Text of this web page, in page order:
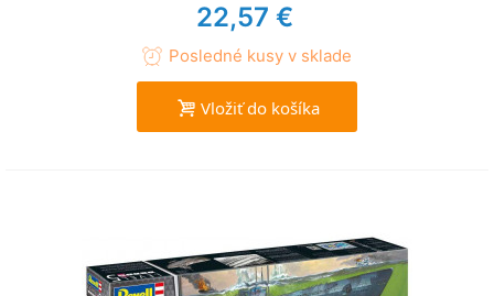
22,57 €
Posledné kusy v sklade
Vložiť do košíka